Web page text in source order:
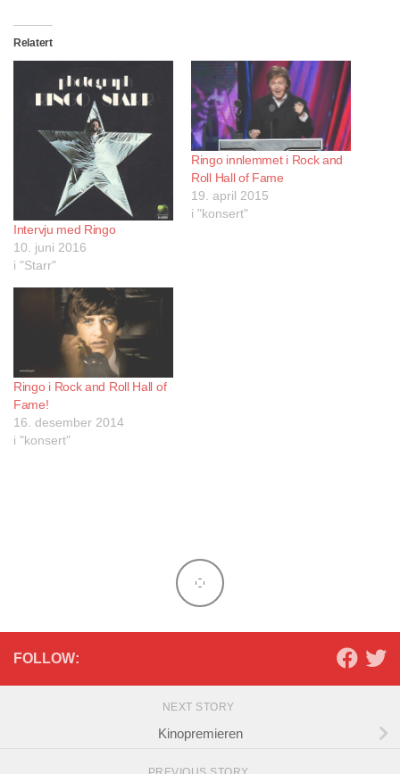
Relatert
Intervju med Ringo
10. juni 2016
i "Starr"
Ringo innlemmet i Rock and
Roll Hall of Fame
19. april 2015
i "konsert"
Ringo i Rock and Roll Hall of
Fame!
16. desember 2014
i "konsert"
FOLLOW:
NEXT STORY
Kinopremieren